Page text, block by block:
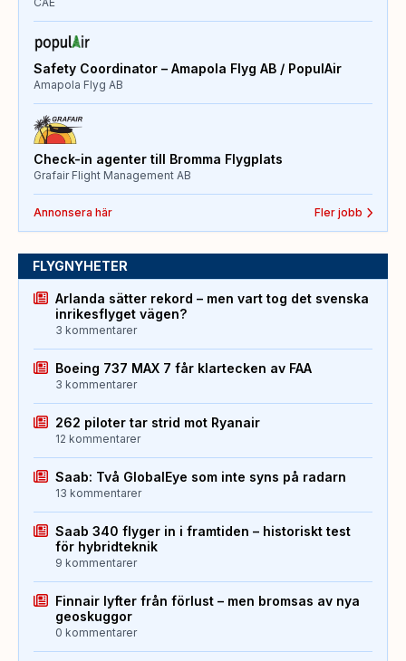
Safety Coordinator – Amapola Flyg AB / PopulAir
Amapola Flyg AB
Check-in agenter till Bromma Flygplats
Grafair Flight Management AB
Annonsera här Fler jobb
FLYGNYHETER
Arlanda sätter rekord – men vart tog det svenska
inrikesflyget vägen?
3 kommentarer
Boeing 737 MAX 7 får klartecken av FAA
3 kommentarer
262 piloter tar strid mot Ryanair
12 kommentarer
Saab: Två GlobalEye som inte syns på radarn
13 kommentarer
Saab 340 flyger in i framtiden – historiskt test
för hybridteknik
9 kommentarer
Finnair lyfter från förlust – men bromsas av nya
geoskuggor
0 kommentarer